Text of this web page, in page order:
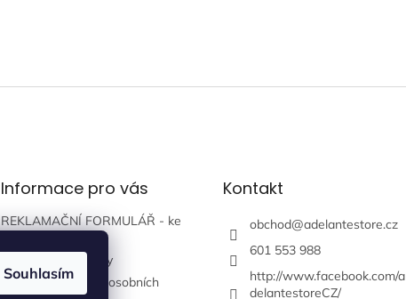
Souhlasím
Informace pro vás
REKLAMAČNÍ FORMULÁŘ - ke
Obchodní podmínky
Podmínky ochrany osobních
Kontakt
obchod@adelantestore.cz
601 553 988
http://www.facebook.com/a
delantestoreCZ/